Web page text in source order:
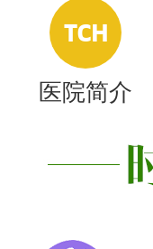
TCH
医院简介